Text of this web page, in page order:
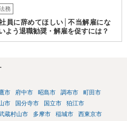
務
員に辞めてほしい│不当解雇にな
よう退職勧奨・解雇を促すには？
市 府中市 昭島市 調布市
町田市
市 国分寺市 国立市
狛江市
蔵村山市 多摩市 稲城市 西東京市